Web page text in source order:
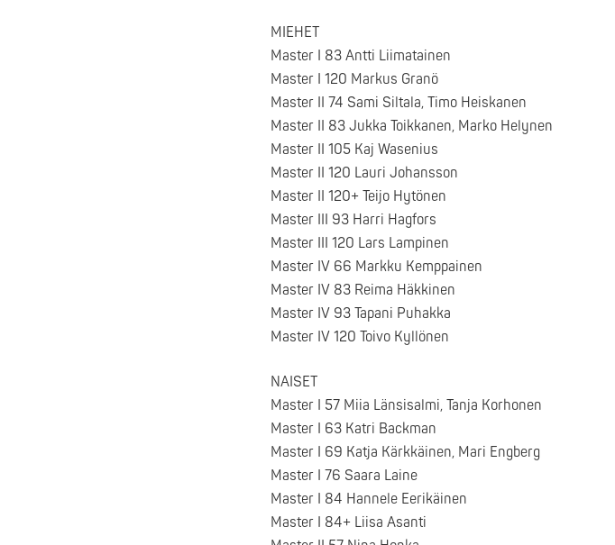
MIEHET
Master I 83 Antti Liimatainen
Master I 120 Markus Granö
Master II 74 Sami Siltala, Timo Heiskanen
Master II 83 Jukka Toikkanen, Marko Helynen
Master II 105 Kaj Wasenius
Master II 120 Lauri Johansson
Master II 120+ Teijo Hytönen
Master III 93 Harri Hagfors
Master III 120 Lars Lampinen
Master IV 66 Markku Kemppainen
Master IV 83 Reima Häkkinen
Master IV 93 Tapani Puhakka
Master IV 120 Toivo Kyllönen
NAISET
Master I 57 Miia Länsisalmi, Tanja Korhonen
Master I 63 Katri Backman
Master I 69 Katja Kärkkäinen, Mari Engberg
Master I 76 Saara Laine
Master I 84 Hannele Eerikäinen
Master I 84+ Liisa Asanti